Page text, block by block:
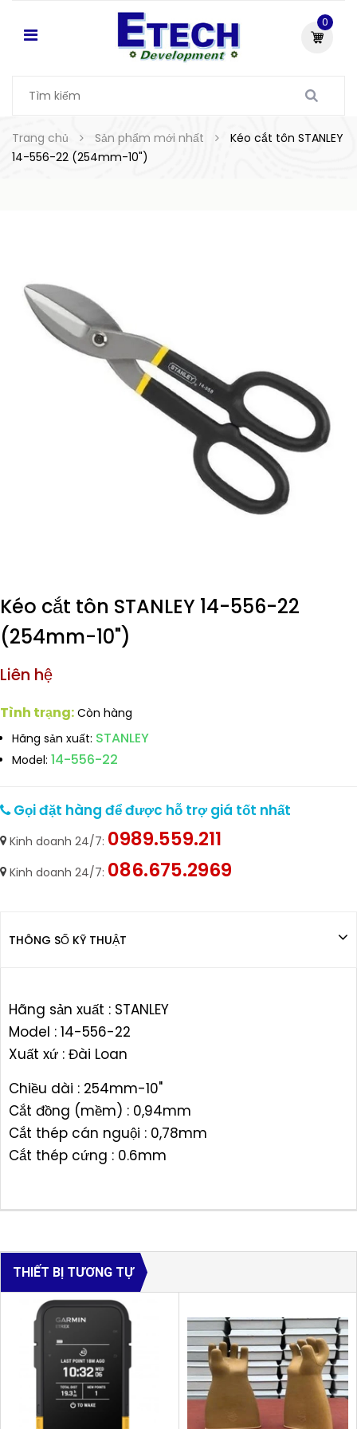
0
Trang chủ Sản phẩm mới nhất
Kéo cắt tôn STANLEY
14-556-22 (254mm-10")
Kéo cắt tôn STANLEY 14-556-22
(254mm-10")
Liên hệ
Tình trạng: Còn hàng
Hãng sản xuất: STANLEY
Model: 14-556-22
Gọi đặt hàng để được hỗ trợ giá tốt nhất
Kinh doanh 24/7: 0989.559.211
Kinh doanh 24/7: 086.675.2969
THÔNG SỐ KỸ THUẬT
Hãng sản xuất : STANLEY
Model : 14-556-22
Xuất xứ : Đài Loan
Chiều dài : 254mm-10"
Cắt đồng (mềm) : 0,94mm
Cắt thép cán nguội : 0,78mm
Cắt thép cứng : 0.6mm
THIẾT BỊ TƯƠNG TỰ